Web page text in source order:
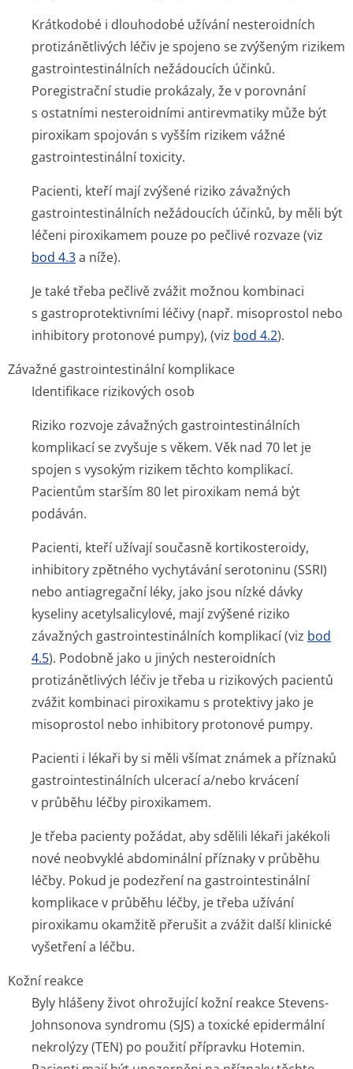
Krátkodobé i dlouhodobé užívání nesteroidních
protizánětlivých léčiv je spojeno se zvýšeným rizikem
gastrointesti­nálních nežádoucích účinků.
Poregistrační studie prokázaly, že v porovnání
s ostatními nesteroidními antirevmatiky může být
piroxikam spojován s vyšším rizikem vážné
gastrointestinální toxicity.
Pacienti, kteří mají zvýšené riziko závažných
gastrointesti­nálních nežádoucích účinků, by měli být
léčeni piroxikamem pouze po pečlivé rozvaze (viz
bod 4.3a níže).
Je také třeba pečlivě zvážit možnou kombinaci
s gastroprotek­tivními léčivy (např. misoprostol nebo
inhibitory protonové pumpy), (viz bod 4.2).
Závažné gastrointestinální komplikace
Identifikace rizikových osob
Riziko rozvoje závažných gastrointesti­nálních
komplikací se zvyšuje s věkem. Věk nad 70 let je
spojen s vysokým rizikem těchto komplikací.
Pacientům starším 80 let piroxikam nemá být
podáván.
Pacienti, kteří užívají současně kortikosteroidy,
inhibitory zpětného vychytávání serotoninu (SSRI)
nebo antiagregační léky, jako jsou nízké dávky
kyseliny acetylsalicylové, mají zvýšené riziko
závažných gastrointesti­nálních komplikací (viz bod
4.5). Podobně jako u jiných nesteroidních
protizánětlivých léčiv je třeba u rizikových pacientů
zvážit kombinaci piroxikamu s protektivy jako je
misoprostol nebo inhibitory protonové pumpy.
Pacienti i lékaři by si měli všímat známek a příznaků
gastrointesti­nálních ulcerací a/nebo krvácení
v průběhu léčby piroxikamem.
Je třeba pacienty požádat, aby sdělili lékaři jakékoli
nové neobvyklé abdominální příznaky v průběhu
léčby. Pokud je podezření na gastrointestinální
komplikace v průběhu léčby, je třeba užívání
piroxikamu okamžitě přerušit a zvážit další klinické
vyšetření a léčbu.
Kožní reakce
Byly hlášeny život ohrožující kožní reakce Stevens-
Johnsonova syndromu (SJS) a toxické epidermální
nekrolýzy (TEN) po použití přípravku Hotemin.